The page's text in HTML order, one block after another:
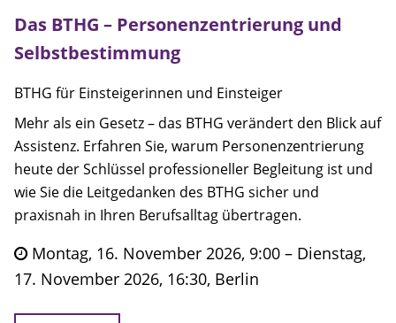
Das BTHG – Personenzentrierung und
Selbstbestimmung
BTHG für Einsteigerinnen und Einsteiger
Mehr als ein Gesetz – das BTHG verändert den Blick auf
Assistenz. Erfahren Sie, warum Personenzentrierung
heute der Schlüssel professioneller Begleitung ist und
wie Sie die Leitgedanken des BTHG sicher und
praxisnah in Ihren Berufsalltag übertragen.
Montag, 16. November 2026, 9:00 – Dienstag,
17. November 2026, 16:30, Berlin